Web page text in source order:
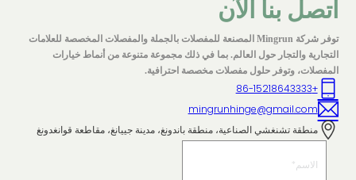
اتصل بنا الآن
توفر شركة Mingrun المصنعة للمفصلات بالجملة والمفصلات المخصصة للعلامات
التجارية والتجار حول العالم. بما في ذلك مجموعة متنوعة من أنماط خيارات
المفصلات، وتوفر حلول مفصلات مخصصة احترافية.
+86-15218643333
mingrunhinge@gmail.com
منطقة تشنغشي الصناعية، منطقة باندونغ، مدينة جييانغ، مقاطعة قوانغدونغ